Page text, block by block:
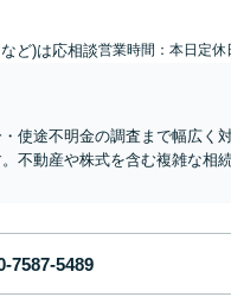
ど)は応相談営業時間：本日定休
使途不明金の調査まで幅広く
不動産や株式を含む複雑な相